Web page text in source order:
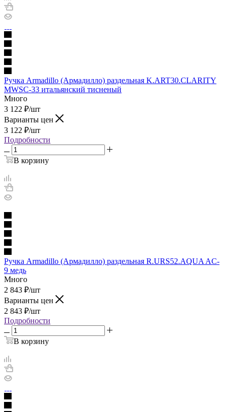
Ручка Armadillo (Армадилло) раздельная K.ART30.CLARITY
MWSC-33 итальянский тисненый
Много
3 122 ₽/шт
Варианты цен
3 122 ₽/шт
Подробности
В корзину
Ручка Armadillo (Армадилло) раздельная R.URS52.AQUA AC-
9 медь
Много
2 843 ₽/шт
Варианты цен
2 843 ₽/шт
Подробности
В корзину